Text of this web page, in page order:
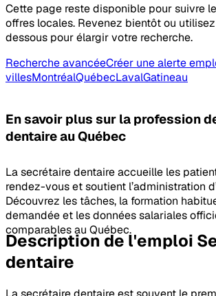
Cette page reste disponible pour suivre
offres locales. Revenez bientôt ou
dessous pour élargir votre recherche.
Recherche avancéeCréer une alerte
villesMontréalQuébecLavalGatineau
En savoir plus sur la profession
dentaireau Québec
La secrétaire dentaire accueille les
rendez-vous et soutient l’administration
Découvrez les tâches, la formation
demandée et les données salariales
comparables au Québec.
Description de l'emploi
dentaire